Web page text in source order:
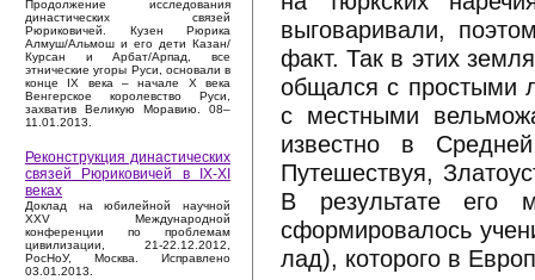
Продолжение исследования
династических связей
Рюриковичей. Кузен Рюрика
Алмуш/Альмош и его дети Казан/
Курсан и Арбат/Арпад, все
этнические угоры Руси, основали в
конце IX века – начале X века
Венгерское королевство Руси,
захватив Великую Моравию. 08–
11.01.2013.
Реконструкция династических
связей Рюриковичей в IX-XI
веках
Доклад на юбилейной научной
XXV Международной
конференции по проблемам
цивилизации, 21-22.12.2012,
РосНоУ, Москва. Исправлено
03.01.2013.
выговаривали,
факт. Так в этих
общался с простыми
с местными
известно в
Путешествуя,
В результате его
сформировалось
лад), которого в